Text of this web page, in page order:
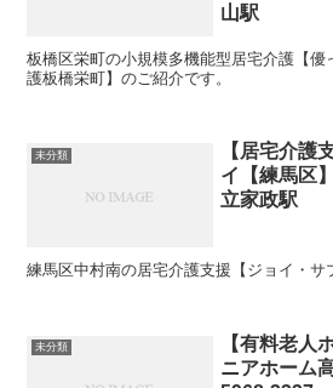
山駅
板橋区栄町の小規模多機能型居宅介護【優
護板橋栄町】のご紹介です。
未分類
【居宅介護
イ【練馬区
立家政駅
練馬区中村南の居宅介護支援【ジョイ・サ
未分類
【有料老人
ニアホーム